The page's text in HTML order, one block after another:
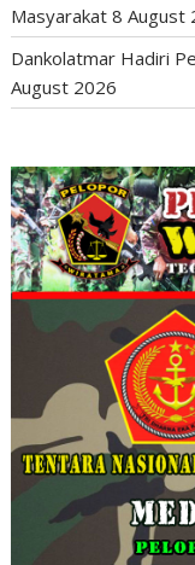
Masyarakat 8 August
Dankolatmar Hadiri
August 2026